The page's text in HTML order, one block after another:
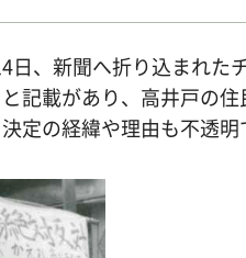
日、新聞へ折り込まれ
記載があり、高井戸の
定の経緯や理由も不透